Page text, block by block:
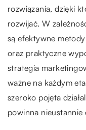
rozwiązania, dzięki
rozwijać. W
są efektywne
oraz praktyczne
strategia
ważne na każdym
szeroko pojęta
powinna